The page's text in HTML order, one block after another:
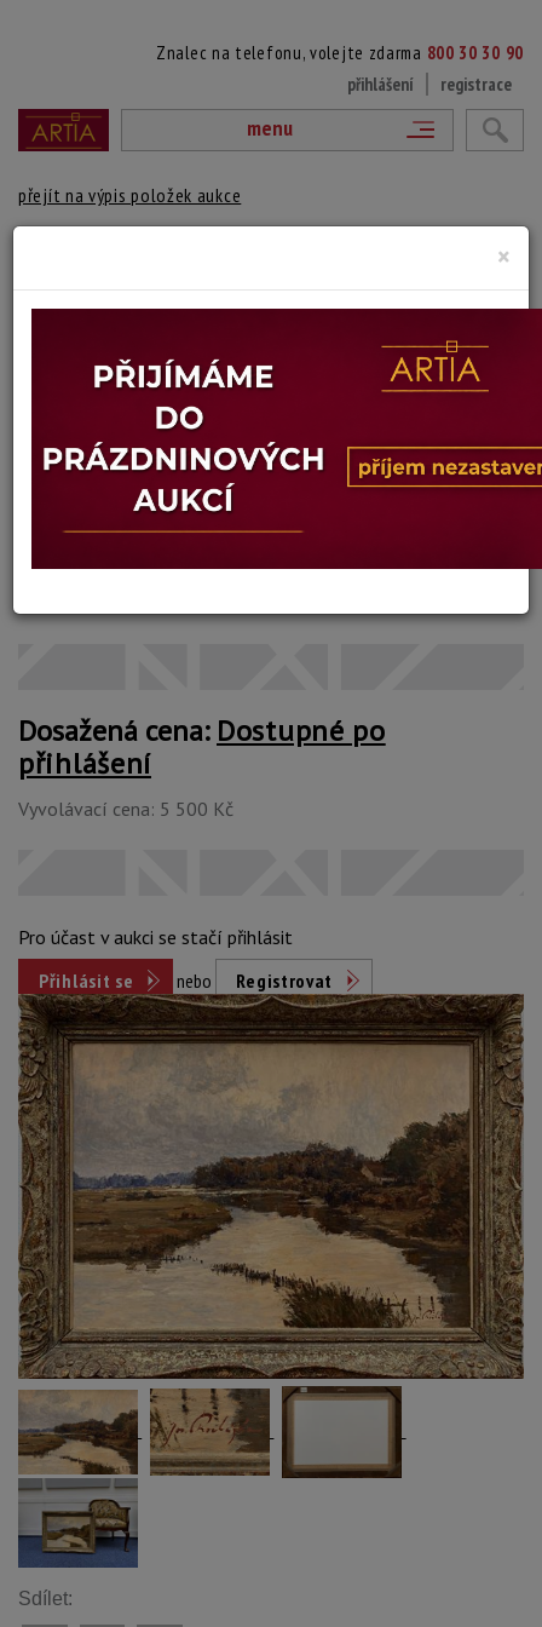
Znalec na telefonu, volejte zdarma 800 30 30 90
přihlášení
registrace
menu
přejít na výpis položek aukce
Autor:Josef Procházka
vydraženo
Signováno vpravo dole, rámováno v původním řezaném rámu.
Konzultováno a potvrzrno PhDr. Mgr. Michaelem Zachařem. Certifikát
pravosti přiložen.
Technika: olej na kartonu
Šířka: 69 cm, výška: 49 cm, rámování: 67 x 84 cm
Dosažená cena: Dostupné po
přihlášení
Vyvolávací cena: 5 500 Kč
Pro účast v aukci se stačí přihlásit
Přihlásit se
nebo Registrovat
Sdílet:
×